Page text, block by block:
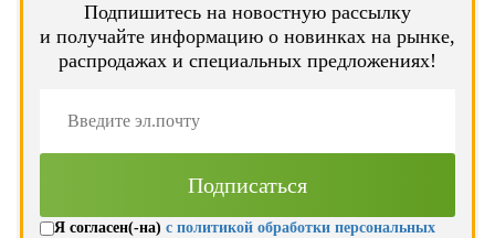
Подпишитесь на новостную рассылку
и получайте информацию о новинках на рынке,
распродажах и специальных предложениях!
Я согласен(-на) с политикой обработки персональных